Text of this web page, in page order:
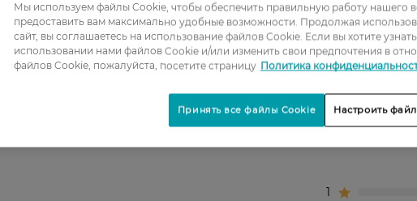
уверенности на протяжении дня.
1
Мы используем файлы Cookie, чтобы обеспечить правильную работу нашего
предоставить вам максимально удобные возможности. Продолжая
сайт, вы соглашаетесь на использование файлов Cookie. Если вы хотите
использовании нами файлов Cookie и/или изменить свои предпочтения в
файлов Cookie, пожалуйста, посетите страницу Политика
Настроить
Принять все файлы Cookie